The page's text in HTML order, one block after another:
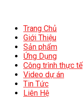
Trang Chủ
Giới Thiệu
Sản phẩm
Ứng Dụng
Công trình thực tế
Video dự án
Tin Tức
Liên Hệ